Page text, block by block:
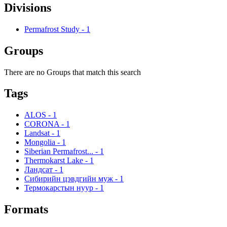
Divisions
Permafrost Study - 1
Groups
There are no Groups that match this search
Tags
ALOS - 1
CORONA - 1
Landsat - 1
Mongolia - 1
Siberian Permafrost... - 1
Thermokarst Lake - 1
Ландсат - 1
Сибирийн цэвдгийн муж - 1
Термокарстын нуур - 1
Formats